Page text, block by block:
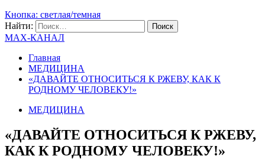
Кнопка: светлая/темная
Найти:
MAX-КАНАЛ
Главная
МЕДИЦИНА
«ДАВАЙТЕ ОТНОСИТЬСЯ К РЖЕВУ, КАК К
РОДНОМУ ЧЕЛОВЕКУ!»
МЕДИЦИНА
«ДАВАЙТЕ ОТНОСИТЬСЯ К РЖЕВУ,
КАК К РОДНОМУ ЧЕЛОВЕКУ!»